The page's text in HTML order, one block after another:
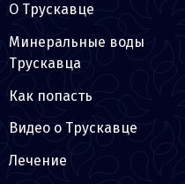
О Трускавце
Минеральные воды
Трускавца
Как попасть
Видео о Трускавце
Лечение